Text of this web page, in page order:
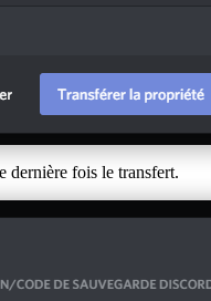
dernière fois le transfert.